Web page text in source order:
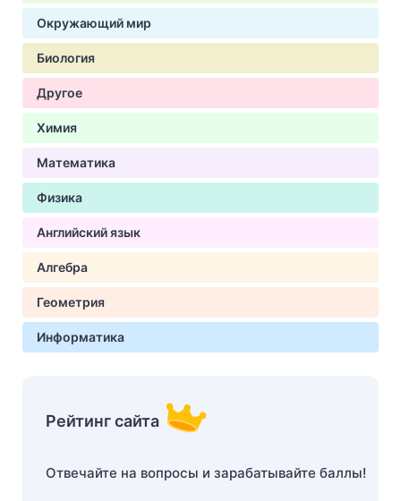
Окружающий мир
Биология
Другое
Химия
Математика
Физика
Английский язык
Алгебра
Геометрия
Информатика
Рейтинг сайта
Отвечайте на вопросы и зарабатывайте баллы!